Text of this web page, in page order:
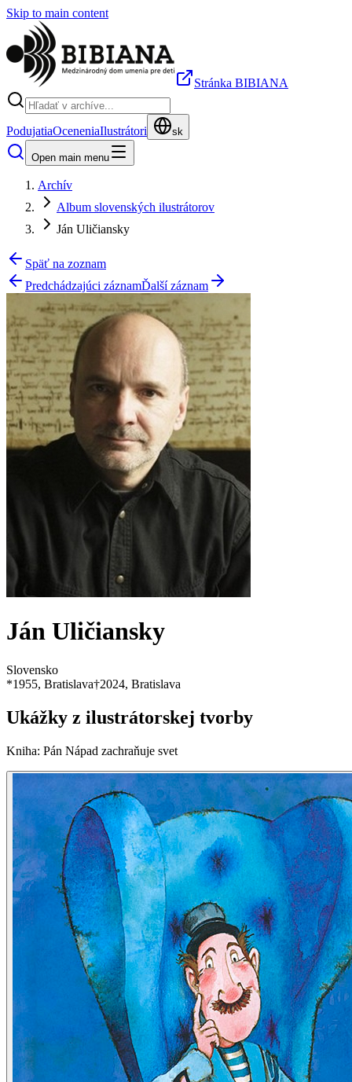
Skip to main content
Stránka BIBIANA
PodujatiaOceneniaIlustrátori sk
Open main menu
Archív
Album slovenských ilustrátorov
Ján Uličiansky
Späť na zoznam
Predchádzajúci záznamĎalší záznam
Ján Uličiansky
Slovensko
*1955, Bratislava†2024, Bratislava
Ukážky z ilustrátorskej tvorby
Kniha: Pán Nápad zachraňuje svet